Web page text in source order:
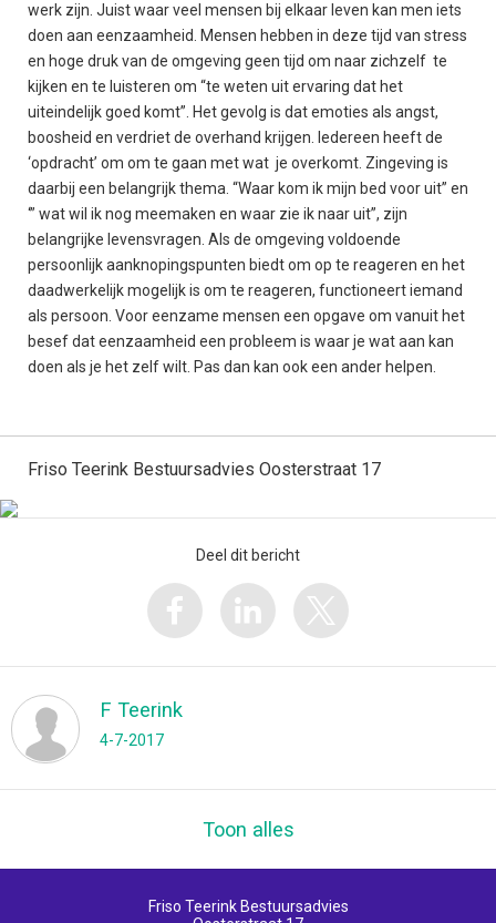
werk zijn. Juist waar veel mensen bij elkaar leven kan men iets
doen aan eenzaamheid. Mensen hebben in deze tijd van stress
en hoge druk van de omgeving geen tijd om naar zichzelf te
kijken en te luisteren om “te weten uit ervaring dat het
uiteindelijk goed komt”. Het gevolg is dat emoties als angst,
boosheid en verdriet de overhand krijgen. Iedereen heeft de
‘opdracht’ om om te gaan met wat je overkomt. Zingeving is
daarbij een belangrijk thema. “Waar kom ik mijn bed voor uit” en
‘” wat wil ik nog meemaken en waar zie ik naar uit”, zijn
belangrijke levensvragen. Als de omgeving voldoende
persoonlijk aanknopingspunten biedt om op te reageren en het
daadwerkelijk mogelijk is om te reageren, functioneert iemand
als persoon. Voor eenzame mensen een opgave om vanuit het
besef dat eenzaamheid een probleem is waar je wat aan kan
doen als je het zelf wilt. Pas dan kan ook een ander helpen.
Friso Teerink Bestuursadvies Oosterstraat 17
Deel dit bericht
F Teerink
4-7-2017
Toon alles
Friso Teerink Bestuursadvies